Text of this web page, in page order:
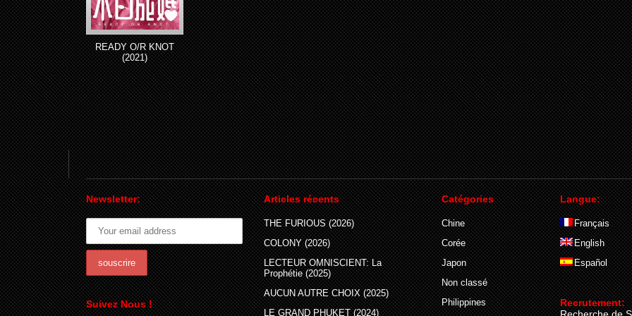
READY O/R KNOT
(2021)
Newsletter:
Suivez Nous !
Articles récents
THE FURIOUS (2026)
COLONY (2026)
LECTEUR OMNISCIENT: La
Prophétie (2025)
AUCUN AUTRE CHOIX (2025)
LE GRAND PHUKET (2024)
Catégories
Chine
Corée
Japon
Non classé
Philippines
Langue:
Français
English
Español
Recrutement: